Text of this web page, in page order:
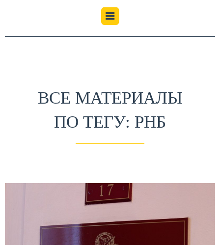
ВСЕ МАТЕРИАЛЫ
ПО ТЕГУ: РНБ